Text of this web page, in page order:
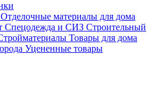
Отделочные материалы для дома
Спецодежда и СИЗ Строительный
Товары для дома
Уцененные товары